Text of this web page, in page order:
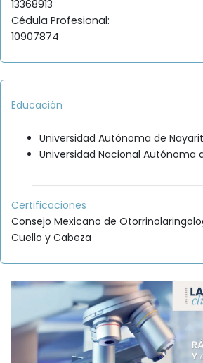
13368913
Cédula Profesional:
10907874
Educación
Universidad Autónoma de Nayarit
Universidad Nacional Autónoma
Certificaciones
Consejo Mexicano de
Cuello y Cabeza